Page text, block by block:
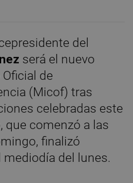
del
será el nuevo
de
(Micof) tras
celebradas este
que comenzó a las
finalizó
mediodía del lunes.